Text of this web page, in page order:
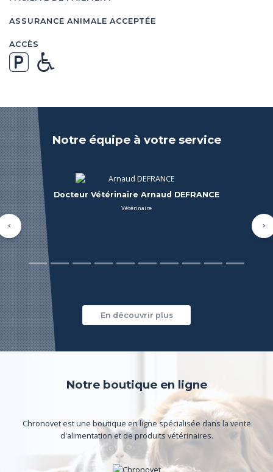
ASSURANCE ANIMALE ACCEPTÉE
ACCÈS
Notre équipe à votre service
Docteur Vétérinaire Jérémie Maurice
Vétérinaire
Précédent
En découvrir plus
Notre boutique en ligne
Chronovet est une boutique en ligne spécialisée dans la vente
d'alimentation et de produits vétérinaires.